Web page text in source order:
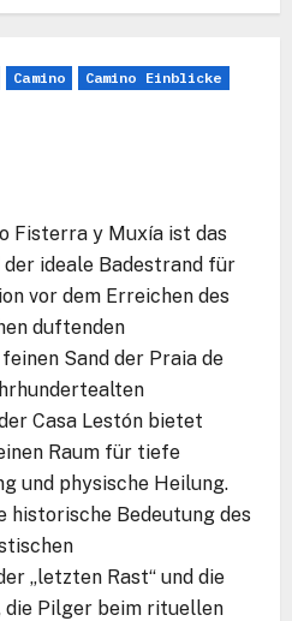
Camino Camino Einblicke
Fisterra y Muxía ist das
ideale Badestrand für
vor dem Erreichen des
duftenden
Sand der Praia de
Casa Lestón bietet
Raum für tiefe
und physische Heilung.
historische Bedeutung des
„letzten Rast“ und die
die Pilger beim rituellen